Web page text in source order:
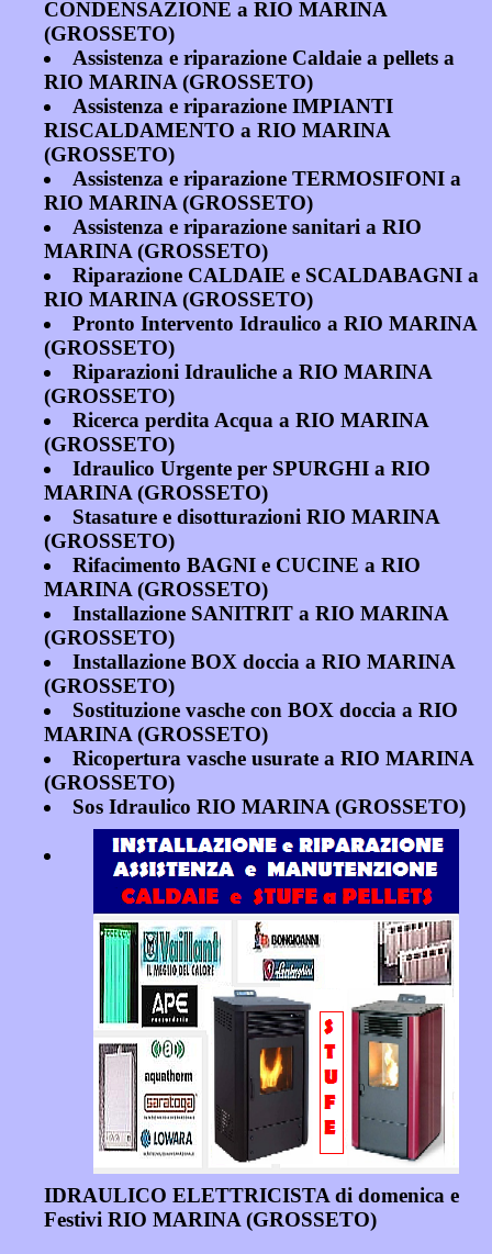
CONDENSAZIONE a RIO MARINA
(GROSSETO)
Assistenza e riparazione Caldaie a pellets a
RIO MARINA (GROSSETO)
Assistenza e riparazione IMPIANTI
RISCALDAMENTO a RIO MARINA
(GROSSETO)
Assistenza e riparazione TERMOSIFONI a
RIO MARINA (GROSSETO)
Assistenza e riparazione sanitari a RIO
MARINA (GROSSETO)
Riparazione CALDAIE e SCALDABAGNI a
RIO MARINA (GROSSETO)
Pronto Intervento Idraulico a RIO MARINA
(GROSSETO)
Riparazioni Idrauliche a RIO MARINA
(GROSSETO)
Ricerca perdita Acqua a RIO MARINA
(GROSSETO)
Idraulico Urgente per SPURGHI a RIO
MARINA (GROSSETO)
Stasature e disotturazioni RIO MARINA
(GROSSETO)
Rifacimento BAGNI e CUCINE a RIO
MARINA (GROSSETO)
Installazione SANITRIT a RIO MARINA
(GROSSETO)
Installazione BOX doccia a RIO MARINA
(GROSSETO)
Sostituzione vasche con BOX doccia a RIO
MARINA (GROSSETO)
Ricopertura vasche usurate a RIO MARINA
(GROSSETO)
Sos Idraulico RIO MARINA (GROSSETO)
IDRAULICO ELETTRICISTA di domenica e
Festivi RIO MARINA (GROSSETO)